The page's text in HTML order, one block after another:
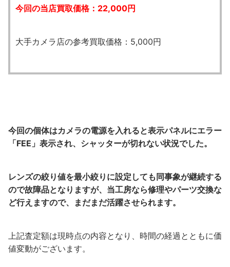
今回の当店買取価格：22,000円
大手カメラ店の参考買取価格：5,000円
今回の個体はカメラの電源を入れると表示パネルにエラー
「FEE」表示され、シャッターが切れない状況でした。
レンズの絞り値を最小絞りに設定しても同事象が継続する
ので故障品となりますが、当工房なら修理やパーツ交換な
ど行えますので、まだまだ活躍させられます。
上記査定額は現時点の内容となり、時間の経過とともに価
値変動がございます。